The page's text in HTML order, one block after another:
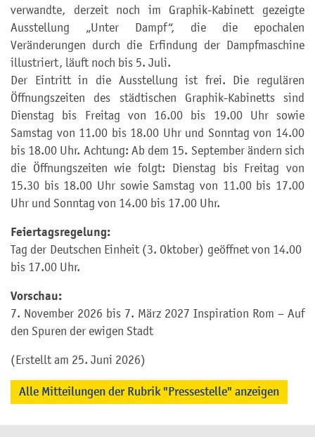
verwandte, derzeit noch im Graphik-Kabinett gezeigte
Ausstellung „Unter Dampf“, die die epochalen
Veränderungen durch die Erfindung der Dampfmaschine
illustriert, läuft noch bis 5. Juli.
Der Eintritt in die Ausstellung ist frei. Die regulären
Öffnungszeiten des städtischen Graphik-Kabinetts sind
Dienstag bis Freitag von 16.00 bis 19.00 Uhr sowie
Samstag von 11.00 bis 18.00 Uhr und Sonntag von 14.00
bis 18.00 Uhr. Achtung: Ab dem 15. September ändern sich
die Öffnungszeiten wie folgt: Dienstag bis Freitag von
15.30 bis 18.00 Uhr sowie Samstag von 11.00 bis 17.00
Uhr und Sonntag von 14.00 bis 17.00 Uhr.
Feiertagsregelung:
Tag der Deutschen Einheit (3. Oktober) geöffnet von 14.00
bis 17.00 Uhr.
Vorschau:
7. November 2026 bis 7. März 2027 Inspiration Rom – Auf
den Spuren der ewigen Stadt
(Erstellt am 25. Juni 2026)
Alle Mitteilungen der Rubrik "Pressestelle" anzeigen